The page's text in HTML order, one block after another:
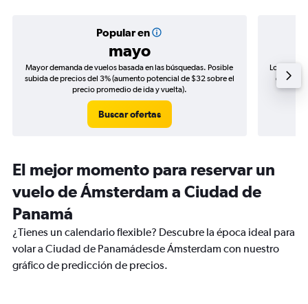
Popular en
mayo
Mayor demanda de vuelos basada en las búsquedas. Posible
subida de precios del 3% (aumento potencial de $32 sobre el
precio promedio de ida y vuelta).
Buscar ofertas
Los
de
El mejor momento para reservar un
vuelo de Ámsterdam a Ciudad de
Panamá
¿Tienes un calendario flexible? Descubre la época ideal para
volar a Ciudad de Panamádesde Ámsterdam con nuestro
gráfico de predicción de precios.